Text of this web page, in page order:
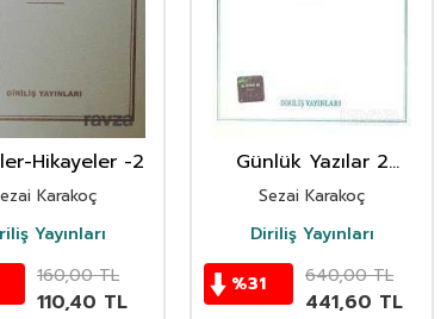
Hikayeler -2
Karakoç
Yayınları
160,00TL
110,40 TL
Günlük Yazılar 2
(Sütun)
Sezai Karakoç
Diriliş Yayınları
%31 640,00TL
441,60 TL